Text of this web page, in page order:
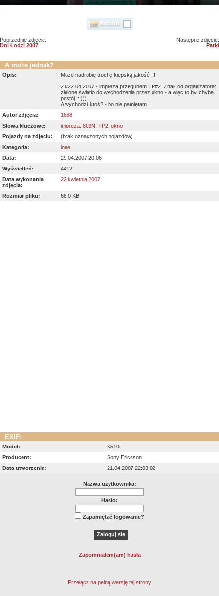
Poprzednie zdjęcie:
Dni Łodzi 2007
Następne zdjęcie:
Patki
A może jednak?
Opis:
Może nadrobię trochę kiepską jakość !!!
21/22.04.2007 - impreza przegubem TP#2. Znak od organizatora:
zielone światło do wychodzenia przez okno - a więc to był chyba
postój :::)))
A wychodził ktoś? - bo nie pamiętam...
Autor zdjęcia:
1888
Słowa kluczowe:
impreza 803N TP2 okno
Pojazdy na zdjęciu:
(brak oznaczonych pojazdów)
Kategoria:
inne
Data:
29.04.2007 20:06
Wyświetleń:
4412
Data wykonania
zdjęcia:
22 kwietnia 2007
Rozmiar pliku: 68.0 KB
EXIF:
Model:
K510i
Producent:
Sony Ericsson
Data utworzenia:
21.04.2007 22:03:02
Nazwa użytkownika:
Hasło:
Zapamiętać logowanie?
Zapomniałem(am) hasła
Przełącz na pełną wersję tej strony